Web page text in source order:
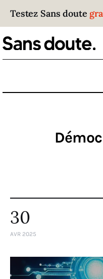
Testez Sans doute
Sans
Parce que plus
qui ont des
Politique
Sport
Société
Idées
30
AVR 2025